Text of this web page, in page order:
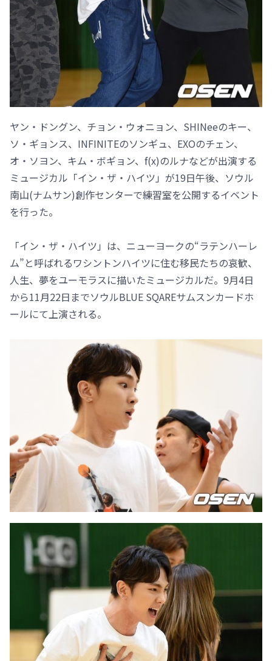
ヤン・ドングン、チョン・ウォニョン、SHINeeのキー、
ソ・ギョンス、INFINITEのソンギュ、EXOのチェン、
オ・ソヨン、キム・ボギョン、f(x)のルナなどが出演する
ミュージカル「イン・ザ・ハイツ」が19日午後、ソウル
南山(ナムサン)創作センターで練習室を公開するイベント
を行った。
「イン・ザ・ハイツ」は、ニューヨークの“ラテンハーレ
ム”と呼ばれるワシントンハイツに住む移民たちの哀歓、
人生、夢をユーモラスに描いたミュージカルだ。9月4日
から11月22日までソウルBLUE SQAREサムスンカードホ
ールにて上演される。